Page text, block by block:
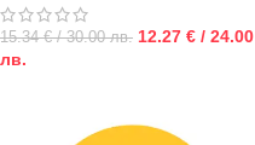
15.34 € / 30.00 лв. 12.27 € / 24.00
лв.